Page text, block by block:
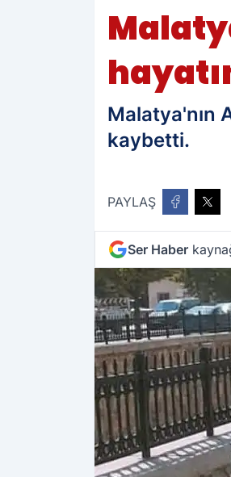
Malatya'nın
kaybetti.
PAYLAŞ
Ser Haber